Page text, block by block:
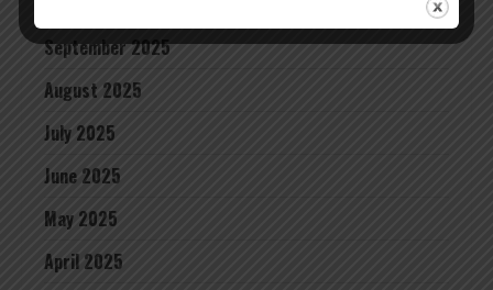
September 2025
August 2025
July 2025
June 2025
May 2025
April 2025